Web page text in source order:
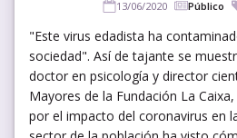
13/06/2020 Público
"Este virus edadista ha
sociedad". Así de tajante se
doctor en psicología y director
Mayores de la Fundación La
por el impacto del coronavirus en